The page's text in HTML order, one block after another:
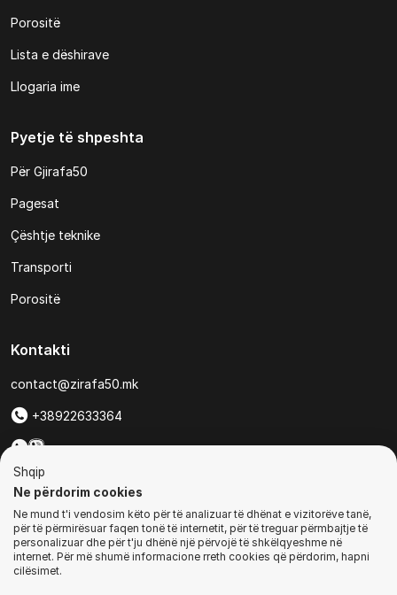
Porositë
Lista e dëshirave
Llogaria ime
Pyetje të shpeshta
Për Gjirafa50
Pagesat
Çështje teknike
Transporti
Porositë
Kontakti
contact@zirafa50.mk
+38922633364
Për kërkesa të ofertave:
b2b@zirafa50.mk
Jadranska Magistrala No. 86, Skopje, North Macedonia
Shqip
Ne përdorim cookies
Ne mund t'i vendosim këto për të analizuar të dhënat e vizitorëve tanë,
për të përmirësuar faqen tonë të internetit, për të treguar përmbajtje të
personalizuar dhe për t'ju dhënë një përvojë të shkëlqyeshme në
internet. Për më shumë informacione rreth cookies që përdorim, hapni
cilësimet.